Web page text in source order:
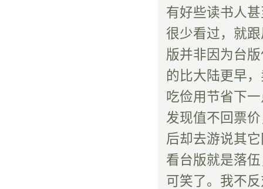
有好些读书人
很少看过，就
版并非因为台
的比大陆更早
吃俭用节省下
发现值不回票
后却去游说其
看台版就是落
可笑了。我不